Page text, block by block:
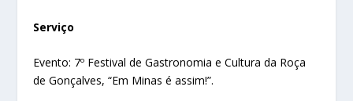
Serviço
Evento: 7º Festival de Gastronomia e Cultura da Roça
de Gonçalves, “Em Minas é assim!”.